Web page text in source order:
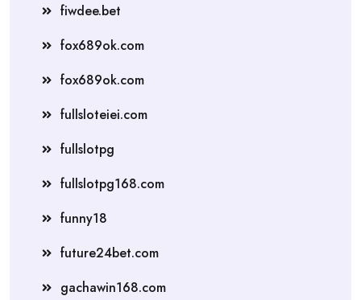
fiwdee.bet
fox689ok.com
fox689ok.com
fullsloteiei.com
fullslotpg
fullslotpg168.com
funny18
future24bet.com
gachawin168.com